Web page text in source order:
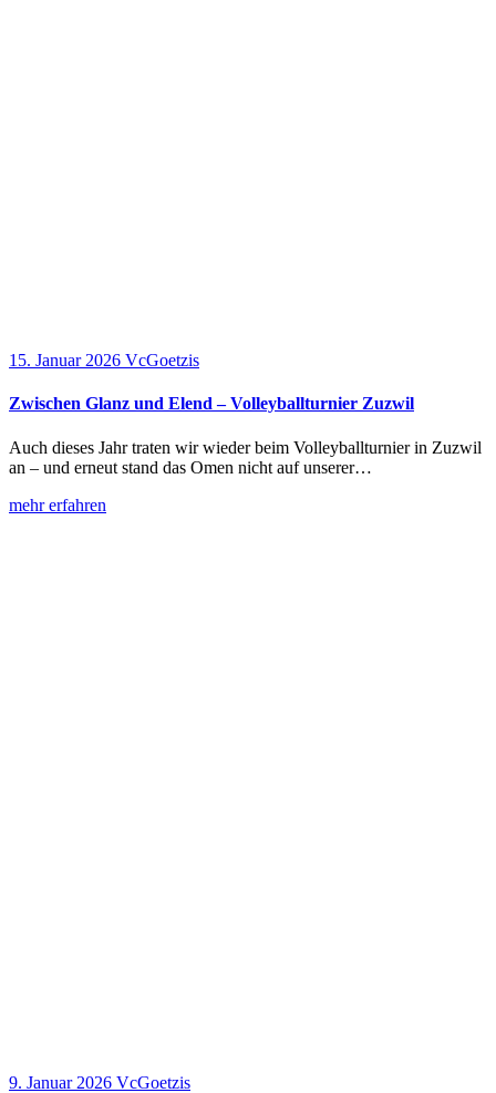
15. Januar 2026 VcGoetzis
Zwischen Glanz und Elend – Volleyballturnier Zuzwil
Auch dieses Jahr traten wir wieder beim Volleyballturnier in Zuzwil
an – und erneut stand das Omen nicht auf unserer…
mehr erfahren
9. Januar 2026 VcGoetzis